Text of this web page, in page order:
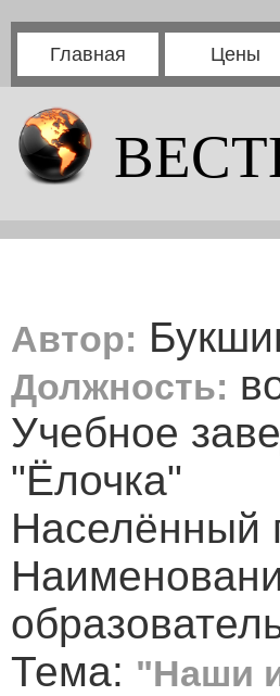
Главная Цены
Автор:
Должность:
Учебное
"Ёлочка"
Населённый
Тема: "Наши